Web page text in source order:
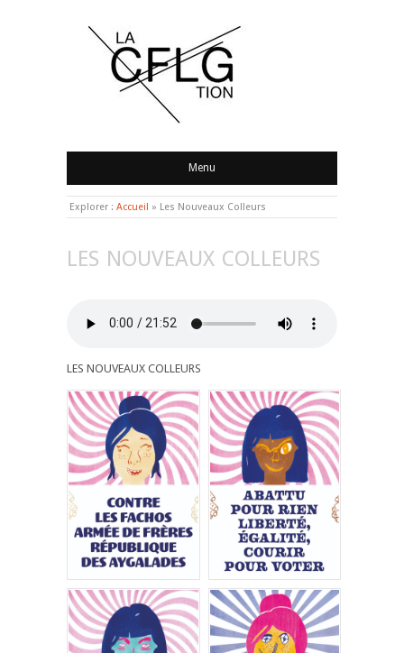
LA CONFLAGRATION
Menu
Explorer : Accueil » Les Nouveaux Colleurs
LES NOUVEAUX COLLEURS
LES NOUVEAUX COLLEURS